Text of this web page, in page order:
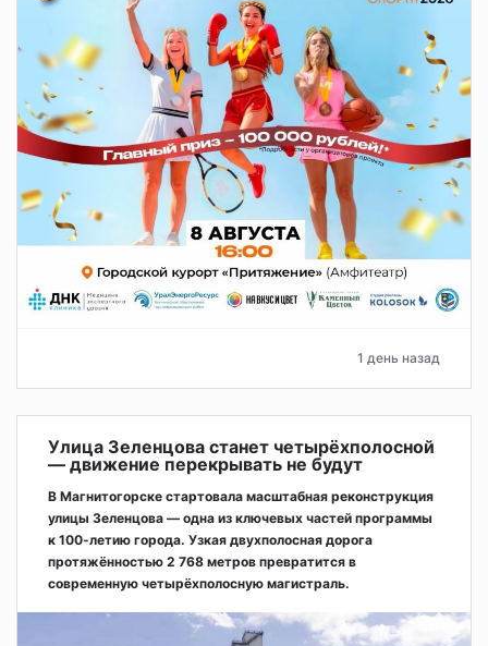
1 день назад
Улица Зеленцова станет четырёхполосной
— движение перекрывать не будут
В Магнитогорске стартовала масштабная реконструкция
улицы Зеленцова — одна из ключевых частей программы
к 100-летию города. Узкая двухполосная дорога
протяжённостью 2 768 метров превратится в
современную четырёхполосную магистраль.